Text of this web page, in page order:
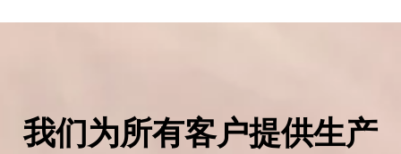
我们为所有客户提供生产